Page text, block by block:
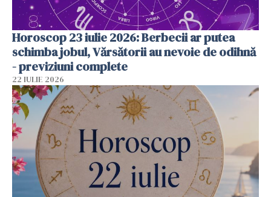
Horoscop 23 iulie 2026: Berbecii ar putea
schimba jobul, Vărsătorii au nevoie de odihnă
- previziuni complete
22 IULIE 2026